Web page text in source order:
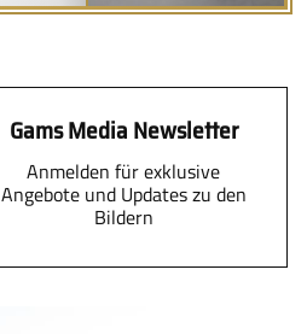
Gams Media Newsletter
Anmelden für exklusive
Angebote und Updates zu den
Bildern